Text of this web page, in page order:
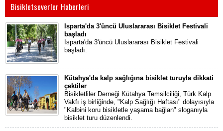
Bisikletseverler Haberleri
Isparta'da 3'üncü Uluslararası Bisiklet Festivali
başladı
Isparta'da 3'üncü Uluslararası Bisiklet Festivali
başladı.
Kütahya'da kalp sağlığına bisiklet turuyla dikkati
çektiler
Bisikletliler Derneği Kütahya Temsilciliği, Türk Kalp
Vakfı iş birliğinde, "Kalp Sağlığı Haftası" dolayısıyla
"Kalbini koru bisikletle yaşama bağlan" sloganıyla
bisiklet turu düzenlendi.